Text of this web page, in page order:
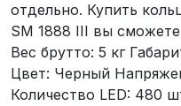
отдельно. Купить
SM 1888 III вы
Вес брутто: 5 кг
Цвет: Черный
Количество LED: 480